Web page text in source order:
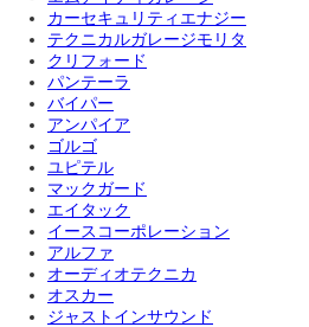
カーセキュリティエナジー
テクニカルガレージモリタ
クリフォード
パンテーラ
バイパー
アンパイア
ゴルゴ
ユピテル
マックガード
エイタック
イースコーポレーション
アルファ
オーディオテクニカ
オスカー
ジャストインサウンド